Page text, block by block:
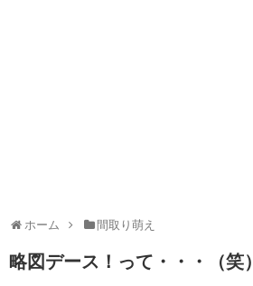
ホーム 間取り萌え
略図デース！って・・・（笑）